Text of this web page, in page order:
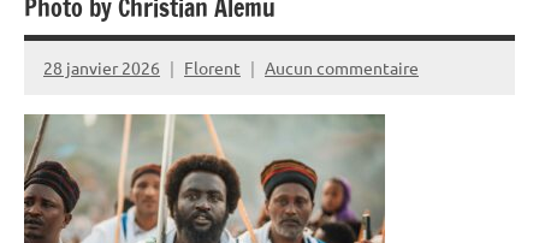
Photo by Christian Alemu
28 janvier 2026 Florent Aucun commentaire